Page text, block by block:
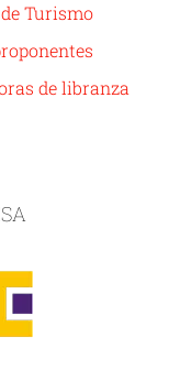
Turismo
de libranza